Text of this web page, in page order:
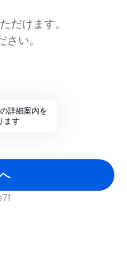
だけます。
い。
詳細案内を
ます